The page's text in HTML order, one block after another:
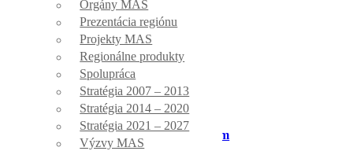
Orgány MAS
Prezentácia regiónu
Projekty MAS
Regionálne produkty
Spolupráca
Stratégia 2007 – 2013
Stratégia 2014 – 2020
Stratégia 2021 – 2027
Výzvy MAS
Aktuality
Úvod/Grantový program